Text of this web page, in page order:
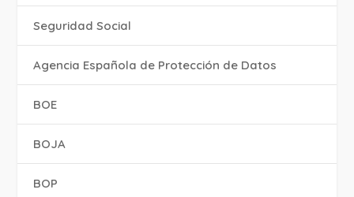
Seguridad Social
Agencia Española de Protección de Datos
BOE
BOJA
BOP